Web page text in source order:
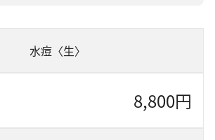
水痘〈生〉
8,800円